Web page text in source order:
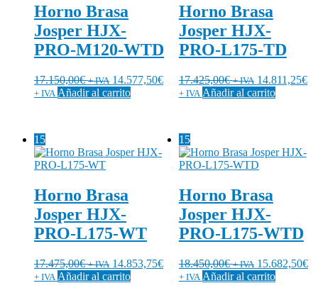
Horno Brasa
Josper HJX-
PRO-M120-WTD
17.150,00€ + IVA 14.577,50€
+ IVA Añadir al carrito
Horno Brasa
Josper HJX-
PRO-L175-TD
17.425,00€ + IVA 14.811,25€
+ IVA Añadir al carrito
15
Horno Brasa
Josper HJX-
PRO-L175-WT
17.475,00€ + IVA 14.853,75€
+ IVA Añadir al carrito
15
Horno Brasa
Josper HJX-
PRO-L175-WTD
18.450,00€ + IVA 15.682,50€
+ IVA Añadir al carrito